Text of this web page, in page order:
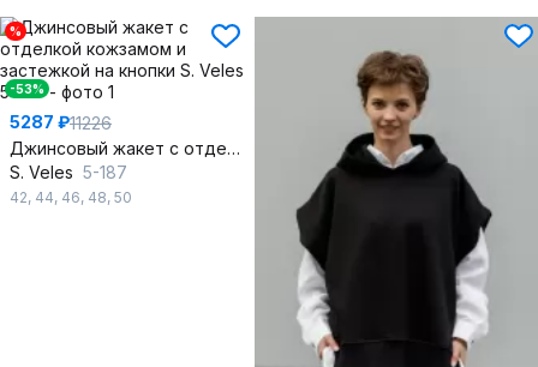
%
-53%
5287 ₽11226
Джинсовый жакет с отделкой кожзамом и застежкой на кнопки
S. Veles 5-187
42, 44, 46, 48, 50